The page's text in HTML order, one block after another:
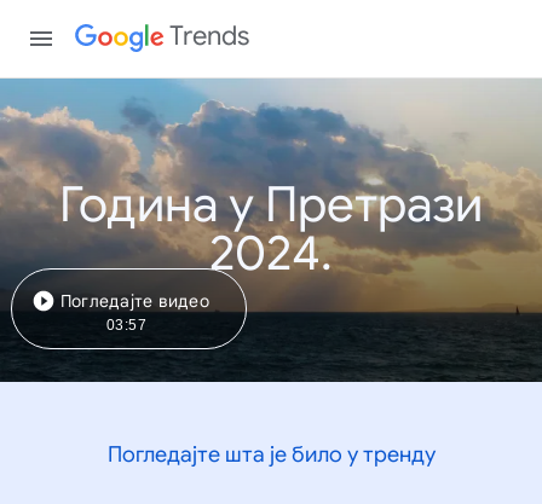
Trends
Година у Претрази
2024.
Погледајте видео
03:57
Погледајте шта је било у тренду